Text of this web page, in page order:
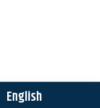
English